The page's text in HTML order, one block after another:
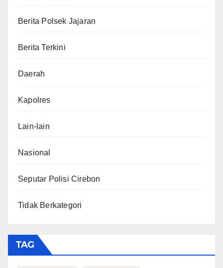
Berita Polsek Jajaran
Berita Terkini
Daerah
Kapolres
Lain-lain
Nasional
Seputar Polisi Cirebon
Tidak Berkategori
TAG